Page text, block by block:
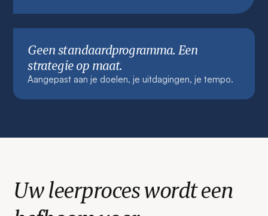
Geen standaardprogramma. Een
strategie op maat.
Aangepast aan je doelen, je uitdagingen, je tempo.
Uw leerproces wordt een